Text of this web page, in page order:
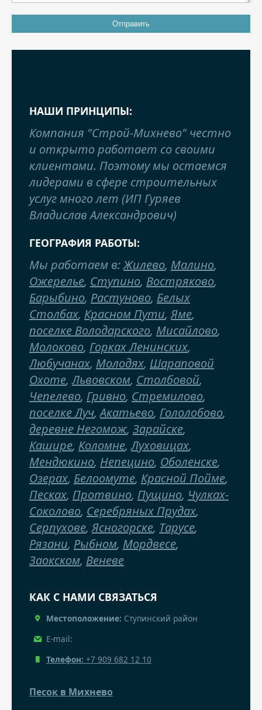
НАШИ ПРИНЦИПЫ:
Компания "Строй-Михнево" честно
и открыто работает со своими
клиентами. Поэтому мы остаемся
лидерами в сфере строительных
услуг много лет (ИП Гуряев
Владислав Александрович)
ГЕОГРАФИЯ РАБОТЫ:
Мы работаем в:Жилево, Малино,
Ожерелье, Ступино, Востряково,
Барыбино, Растуново, Белых
Столбах, Красном Пути,Яме,
поселке Володарского, Мисайлово,
Молоково, Горках Ленинских,
Любучанах, Молодях, Шараповой
Охоте,Львовском, Столбовой,
Чепелево, Гривно, Стремилово,
поселке Луч,Акатьево, Гололобово,
деревне Негомож, Зарайске,
Кашире, Коломне,Луховицах,
Мендюкино, Непецино, Оболенске,
Озерах, Белоомуте, Красной Пойме,
Песках, Протвино, Пущино, Чулках-
Соколово, Серебряных Прудах,
Серпухове,Ясногорске, Тарусе,
Рязани, Рыбном, Мордвесе,
Заокском, Веневе
КАК С НАМИ СВЯЗАТЬСЯ
Местоположение: Ступинский район
E-mail:
Телефон: +7 909 682 12 10
Песок в Михнево